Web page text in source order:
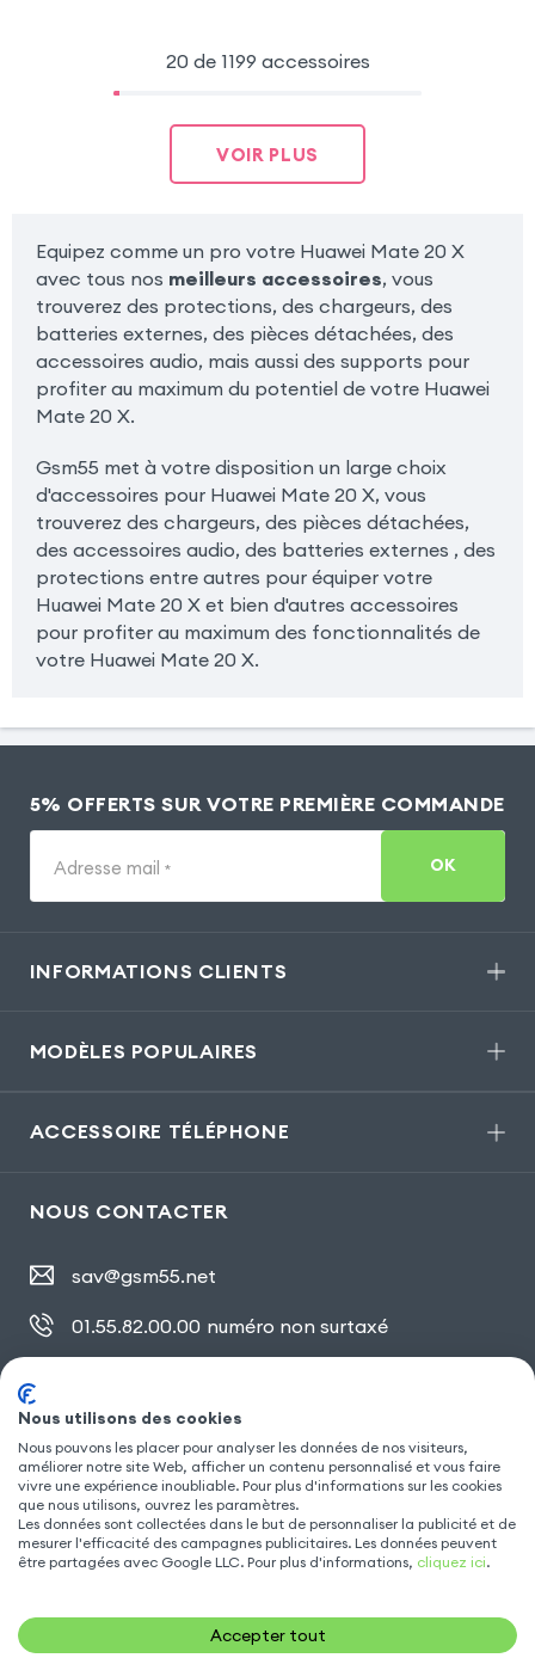
20 de 1199 accessoires
VOIR PLUS
Equipez comme un pro votre Huawei Mate 20 X
avec tous nos meilleurs accessoires, vous
trouverez des protections, des chargeurs, des
batteries externes, des pièces détachées, des
accessoires audio, mais aussi des supports pour
profiter au maximum du potentiel de votre Huawei
Mate 20 X.
Gsm55 met à votre disposition un large choix
d'accessoires pour Huawei Mate 20 X, vous
trouverez des chargeurs, des pièces détachées,
des accessoires audio, des batteries externes , des
protections entre autres pour équiper votre
Huawei Mate 20 X et bien d'autres accessoires
pour profiter au maximum des fonctionnalités de
votre Huawei Mate 20 X.
5% OFFERTS SUR VOTRE PREMIÈRE COMMANDE
Adresse mail * OK
INFORMATIONS CLIENTS
MODÈLES POPULAIRES
ACCESSOIRE TÉLÉPHONE
NOUS CONTACTER
sav@gsm55.net
01.55.82.00.00 numéro non surtaxé
SUIVEZ NOUS
Nous utilisons des cookies
Nous pouvons les placer pour analyser les données de nos visiteurs,
améliorer notre site Web, afficher un contenu personnalisé et vous faire
vivre une expérience inoubliable. Pour plus d'informations sur les cookies
que nous utilisons, ouvrez les paramètres.
Les données sont collectées dans le but de personnaliser la publicité et de
mesurer l'efficacité des campagnes publicitaires. Les données peuvent
être partagées avec Google LLC. Pour plus d'informations, cliquez ici.
Accepter tout